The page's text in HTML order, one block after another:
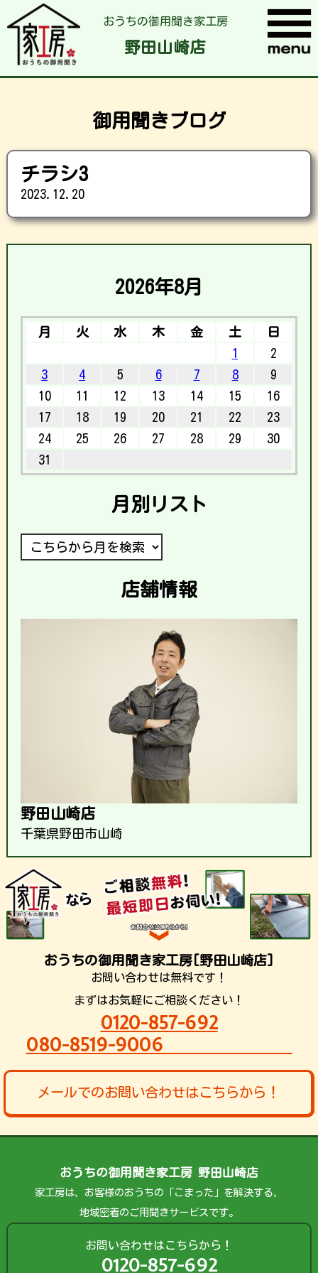
おうちの御用聞き家工房
野田山崎店
御用聞きブログ
チラシ3
2023.12.20
2026年8月
月 火 水 木 金 土
日
1
2
3
4 5 6 7 8
9
10
11 12 13 14 15
16
17
18 19 20 21 22
23
24
25 26 27 28 29
30
31
月別リスト
店舗情報
野田山崎店
千葉県野田市山崎
おうちの御用聞き家工房[野田山崎店]
お問い合わせは無料です！
まずはお気軽にご相談ください！
0120-857-692
080-8519-9006
メールでのお問い合わせはこちらから！
おうちの御用聞き家工房 野田山崎店
家工房は、お客様のおうちの「こまった」を解決する、
地域密着のご用聞きサービスです。
お問い合わせはこちらから！
0120-857-692